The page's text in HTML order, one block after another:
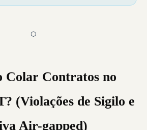
⬡
Colar Contratos no
(Violações de Sigilo e
Air-gapped)